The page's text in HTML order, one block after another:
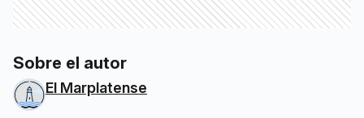
Sobre el autor
El Marplatense